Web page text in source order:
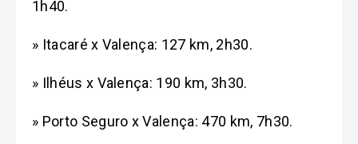
1h40.
» Itacaré x Valença: 127 km, 2h30.
» Ilhéus x Valença: 190 km, 3h30.
» Porto Seguro x Valença: 470 km, 7h30.